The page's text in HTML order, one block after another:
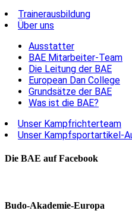
Trainerausbildung
Über uns
Ausstatter
BAE Mitarbeiter-Team
Die Leitung der BAE
European Dan College
Grundsätze der BAE
Was ist die BAE?
Unser Kampfrichterteam
Unser Kampfsportartikel-
Die BAE auf Facebook
Budo-Akademie-Europa